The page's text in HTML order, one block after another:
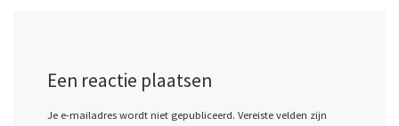
Een reactie plaatsen
Je e-mailadres wordt niet gepubliceerd. Vereiste velden zijn